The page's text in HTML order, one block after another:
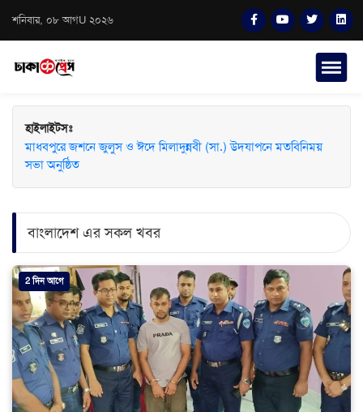
শনিবার, ০৮ আগU ২০২৬
হাইলাইটসঃ
মাধবপুরে জশনে জুলুস ও ঈদে মিলাদুন্নবী (সা.) উদযাপনে মতবিনিময়
সভা অনুষ্ঠিত
বাংলাদেশ এর সকল খবর
2 দিন আগে